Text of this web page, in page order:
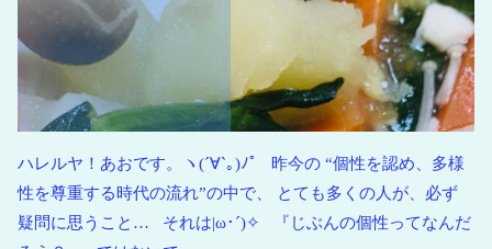
ハレルヤ！あおです。ヽ(´∀`｡)ﾉﾟ 昨今の “個性を認め、多様
性を尊重する時代の流れ”の中で、 とても多くの人が、必ず
疑問に思うこと… それは|ω･´)✧ 『じぶんの個性ってなんだ